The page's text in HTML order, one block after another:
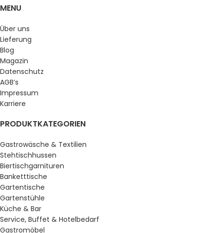
MENU
Über uns
Lieferung
Blog
Magazin
Datenschutz
AGB’s
Impressum
Karriere
PRODUKTKATEGORIEN
Gastrowäsche & Textilien
Stehtischhussen
Biertischgarnituren
Banketttische
Gartentische
Gartenstühle
Küche & Bar
Service, Buffet & Hotelbedarf
Gastromöbel